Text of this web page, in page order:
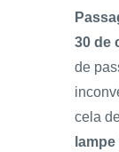
30 de
de
cela